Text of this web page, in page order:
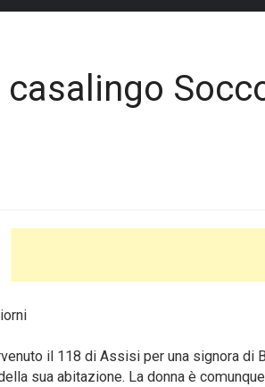
il 118 di Assisi per una signora
sua abitazione. La donna è